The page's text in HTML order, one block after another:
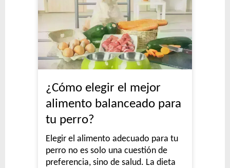
¿Cómo elegir el mejor
alimento balanceado para
tu perro?
Elegir el alimento adecuado para tu
perro no es solo una cuestión de
preferencia, sino de salud. La dieta